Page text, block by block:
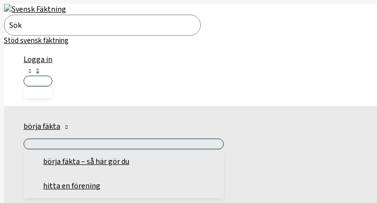
Hoppa
till
innehåll
Search
for:
Stöd svensk fäktning
Logga in
börja fäkta
börja fäkta – så här gör du
hitta en förening